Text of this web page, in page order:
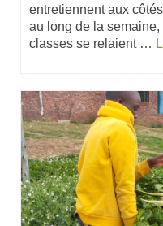
entretiennent aux
au long de la
classes se relaient …